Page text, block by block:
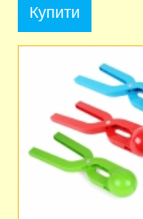
Купити